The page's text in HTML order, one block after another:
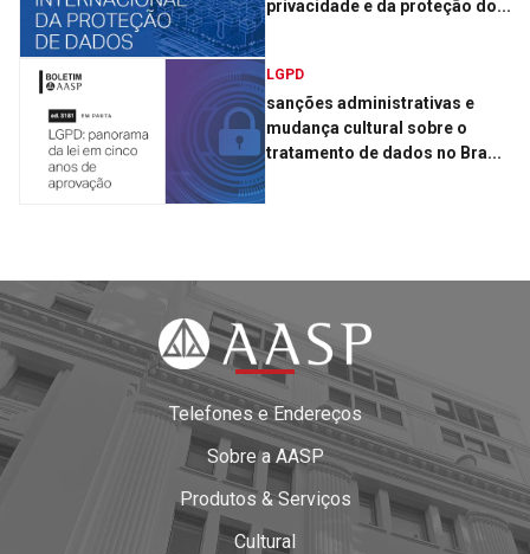
privacidade e da proteção do...
LGPD
sanções administrativas e
mudança cultural sobre o
tratamento de dados no Bra...
Telefones e Endereços
Sobre a AASP
Produtos & Serviços
Cultural